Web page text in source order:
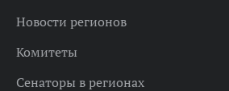
Новости регионов
Комитеты
Сенаторы в регионах